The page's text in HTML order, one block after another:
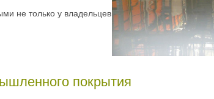
не только у владельцев
покрытия